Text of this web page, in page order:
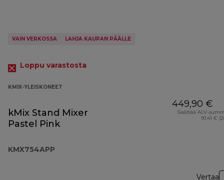
VAIN VERKOSSA LAHJA KAUPAN PÄÄLLE
Loppu varastosta
KMIX-YLEISKONEET
kMix Stand Mixer
Pastel Pink
KMX754APP
449,90 €
Sisältää ALV-
91,41 €
Vertaa